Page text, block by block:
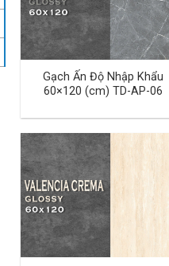
Gạch Ấn Độ Nhập Khẩu
60×120 (cm) TD-AP-06